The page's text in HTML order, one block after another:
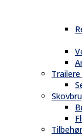
Tilbehør